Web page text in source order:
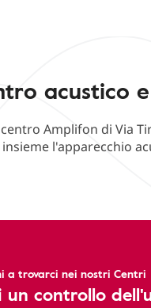
acustico
Amplifon di Via
l'apparecchio
a trovarci nei nostri Centri
un controllo